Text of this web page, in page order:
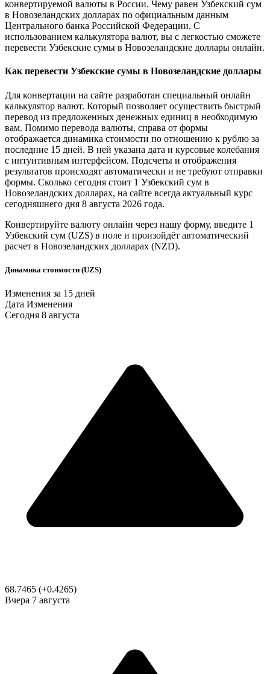
конвертируемой валюты в России. Чему равен Узбекский сум
в Новозеландских долларах по официальным данным
Центрального банка Российской Федерации. С
использованием калькулятора валют, вы с легкостью сможете
перевести Узбекские сумы в Новозеландские доллары онлайн.
Как перевести Узбекские сумы в Новозеландские доллары
Для конвертации на сайте разработан специальный онлайн
калькулятор валют. Который позволяет осуществить быстрый
перевод из предложенных денежных единиц в необходимую
вам. Помимо перевода валюты, справа от формы
отображается динамика стоимости по отношению к рублю за
последние 15 дней. В ней указана дата и курсовые колебания
с интуитивным интерфейсом. Подсчеты и отображения
результатов происходят автоматически и не требуют отправки
формы. Сколько сегодня стоит 1 Узбекский сум в
Новозеландских долларах, на сайте всегда актуальный курс
сегодняшнего дня 8 августа 2026 года.
Конвертируйте валюту онлайн через нашу форму, введите 1
Узбекский сум (UZS) в поле и произойдёт автоматический
расчет в Новозеландских долларах (NZD).
Динамика стоимости (UZS)
Изменения за 15 дней
Дата Изменения
Сегодня 8 августа
68.7465 (+0.4265)
Вчера 7 августа